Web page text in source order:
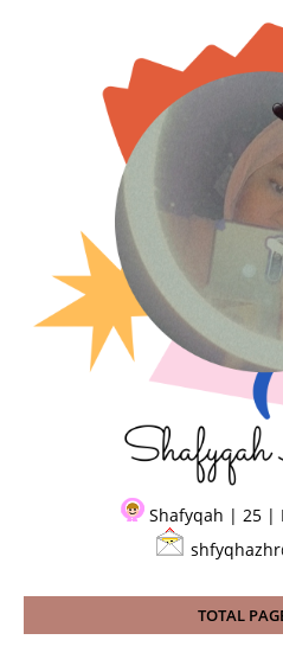
Shafyqah | 25 |
TOTAL